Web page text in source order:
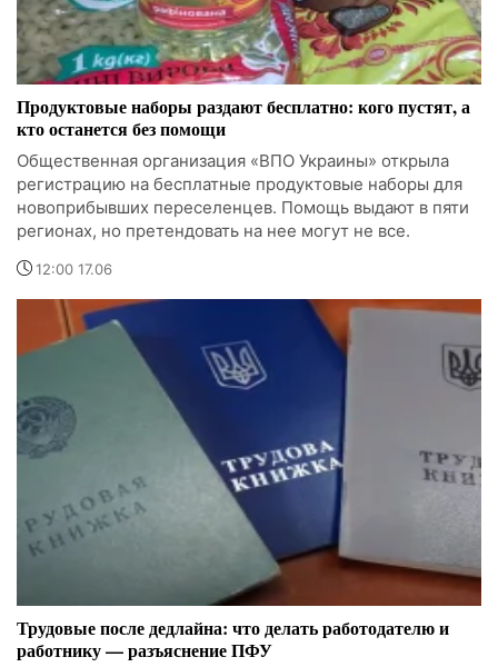
Продуктовые наборы раздают бесплатно: кого пустят, а
кто останется без помощи
Общественная организация «ВПО Украины» открыла
регистрацию на бесплатные продуктовые наборы для
новоприбывших переселенцев. Помощь выдают в пяти
регионах, но претендовать на нее могут не все.
12:00 17.06
Трудовые после дедлайна: что делать работодателю и
работнику — разъяснение ПФУ